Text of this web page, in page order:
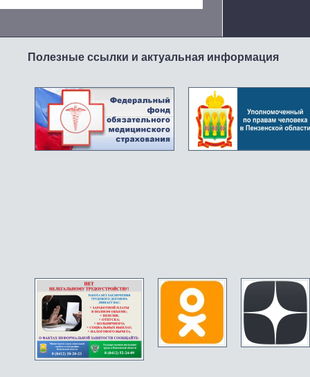
Полезные ссылки и актуальная информация